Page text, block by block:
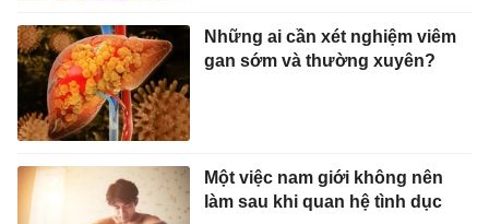
Những ai cần xét nghiệm viêm
gan sớm và thường xuyên?
Một việc nam giới không nên
làm sau khi quan hệ tình dục